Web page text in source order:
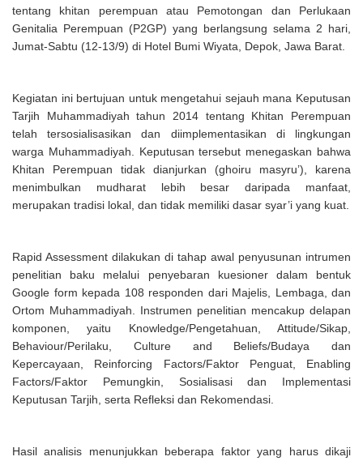
tentang khitan perempuan atau Pemotongan dan Perlukaan
Genitalia Perempuan (P2GP) yang berlangsung selama 2 hari,
Jumat-Sabtu (12-13/9) di Hotel Bumi Wiyata, Depok, Jawa Barat.
Kegiatan ini bertujuan untuk mengetahui sejauh mana Keputusan
Tarjih Muhammadiyah tahun 2014 tentang Khitan Perempuan
telah tersosialisasikan dan diimplementasikan di lingkungan
warga Muhammadiyah. Keputusan tersebut menegaskan bahwa
Khitan Perempuan tidak dianjurkan (ghoiru masyru’), karena
menimbulkan mudharat lebih besar daripada manfaat,
merupakan tradisi lokal, dan tidak memiliki dasar syar’i yang kuat.
Rapid Assessment dilakukan di tahap awal penyusunan intrumen
penelitian baku melalui penyebaran kuesioner dalam bentuk
Google form kepada 108 responden dari Majelis, Lembaga, dan
Ortom Muhammadiyah. Instrumen penelitian mencakup delapan
komponen, yaitu Knowledge/Pengetahuan, Attitude/Sikap,
Behaviour/Perilaku, Culture and Beliefs/Budaya dan
Kepercayaan, Reinforcing Factors/Faktor Penguat, Enabling
Factors/Faktor Pemungkin, Sosialisasi dan Implementasi
Keputusan Tarjih, serta Refleksi dan Rekomendasi.
Hasil analisis menunjukkan beberapa faktor yang harus dikaji